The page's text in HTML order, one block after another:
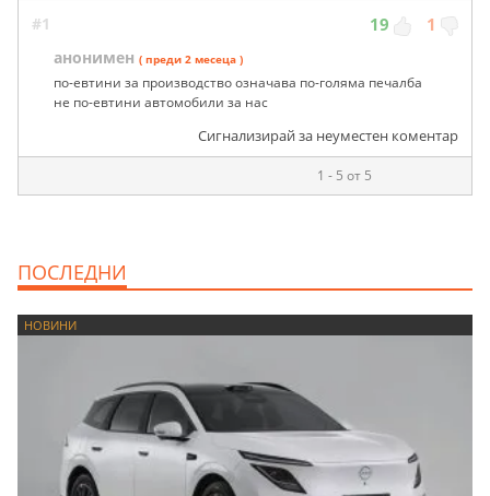
#1 19 1
анонимен ( преди 2 месеца )
по-евтини за производство означава по-голяма печалба
не по-евтини автомобили за нас
Сигнализирай за неуместен коментар
1 - 5 от 5
ПОСЛЕДНИ
НОВИНИ